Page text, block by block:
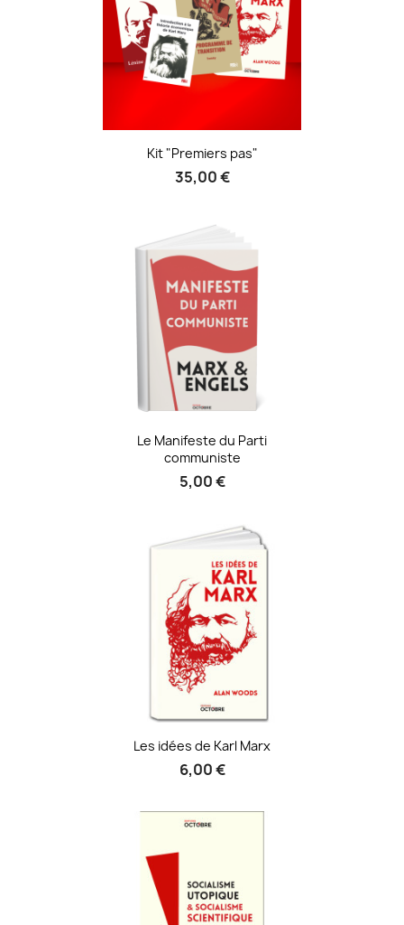
Kit "Premiers pas"
35,00 €
Le Manifeste du Parti
communiste
5,00 €
Les idées de Karl Marx
6,00 €